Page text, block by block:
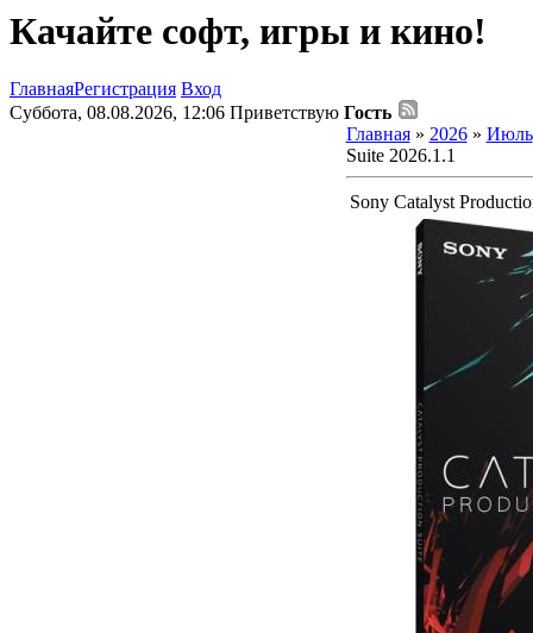
Качайте софт, игры и кино!
ГлавнаяРегистрация Вход
Суббота, 08.08.2026, 12:06 Приветствую Гость
Главная» 2026 » Июль
Suite 2026.1.1
Sony Catalyst